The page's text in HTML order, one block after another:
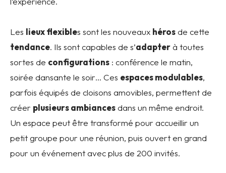
Les lieux flexibles sont les nouveaux hérosde cette
tendance. Ils sont capables de s’adapterà toutes
sortes de configurations : conférence le matin,
soirée dansante le soir… Ces espaces modulables,
parfois équipés de cloisons amovibles, permettent de
créer plusieurs ambiancesdans un même endroit.
Un espace peut être transformé pour accueillir un
petit groupe pour une réunion, puis ouvert en grand
pour un événement avec plus de 200 invités.